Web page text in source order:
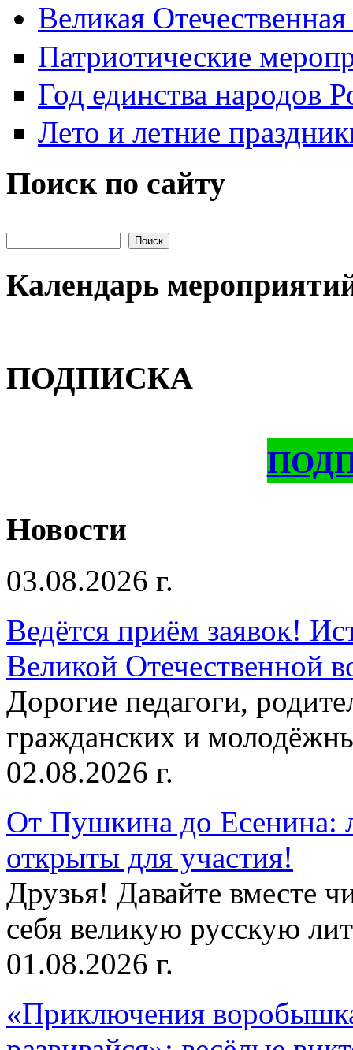
Великая
Патриотические
Год единства народов
Лето и летние
Поиск по сайту
Календарь
ПОДПИСКА
Новости
03.08.2026 г.
Ведётся приём заявок!
Великой Отечественной
Дорогие педагоги,
гражданских и
02.08.2026 г.
От Пушкина до Есенина:
открыты для участия!
Друзья! Давайте вместе
себя великую русскую
01.08.2026 г.
«Приключения